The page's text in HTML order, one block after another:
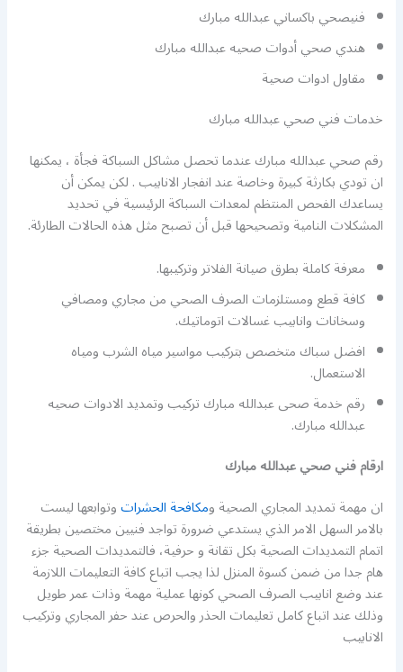
فنيصحي باكساني عبدالله مبارك
هندي صحي أدوات صحيه عبدالله مبارك
مقاول ادوات صحية
خدمات فني صحي عبدالله مبارك
رقم صحي عبدالله مبارك عندما تحصل مشاكل السباكة فجأة ، يمكنها
ان تودي بكارثة كبيرة وخاصة عند انفجار الانابيب . لكن يمكن أن
يساعدك الفحص المنتظم لمعدات السباكة الرئيسية في تحديد
المشكلات النامية وتصحيحها قبل أن تصبح مثل هذه الحالات الطارئة.
معرفة كاملة بطرق صيانة الفلاتر وتركيبها.
كافة قطع ومستلزمات الصرف الصحي من مجاري ومصافي
وسخانات وانابيب غسالات اتوماتيك.
افضل سباك متخصص بتركيب مواسير مياه الشرب ومياه
الاستعمال.
رقم خدمة صحى عبدالله مبارك تركيب وتمديد الادوات صحيه
عبدالله مبارك.
ارقام فني صحي عبدالله مبارك
ان مهمة تمديد المجاري الصحية ومكافحة الحشراتوتوابعها ليست
بالامر السهل الامر الذي يستدعي ضرورة تواجد فنيين مختصين بطريقة
اتمام التمديدات الصحية بكل تقانة و حرفية، فالتمديدات الصحية جزء
هام جدا من ضمن كسوة المنزل لذا يجب اتباع كافة التعليمات اللازمة
عند وضع انابيب الصرف الصحي كونها عملية مهمة وذات عمر طويل
وذلك عند اتباع كامل تعليمات الحذر والحرص عند حفر المجاري وتركيب
الانابيب